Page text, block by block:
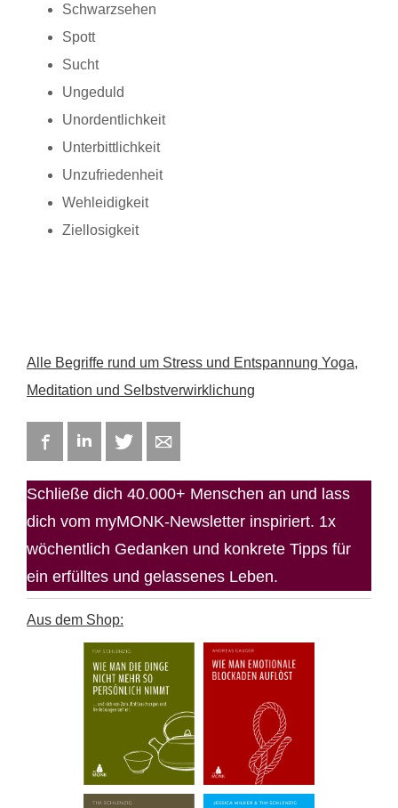
Schwarzsehen
Spott
Sucht
Ungeduld
Unordentlichkeit
Unterbittlichkeit
Unzufriedenheit
Wehleidigkeit
Ziellosigkeit
Alle Begriffe rund um Stress und Entspannung Yoga,
Meditation und Selbstverwirklichung
FacebookLinkedIn Twitter
Schließe dich 40.000+ Menschen an und lass
dich vom myMONK-Newsletter inspiriert. 1x
wöchentlich Gedanken und konkrete Tipps für
ein erfülltes und gelassenes Leben.
Aus dem Shop: